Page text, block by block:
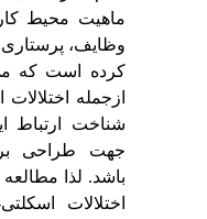
ماهیت محیط کار
وظایف، پرستاری
کرده استکه
ازجمله
شناخت ارتباط
جهت طراحی
باشد. لذا
اختلالات